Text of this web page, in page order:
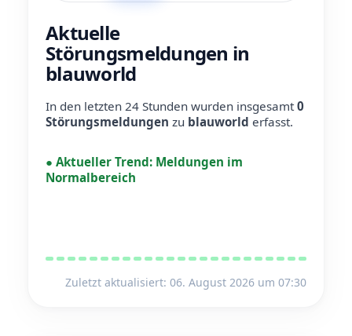
Aktuelle
Störungsmeldungen in
blauworld
In den letzten 24 Stunden wurden insgesamt0
Störungsmeldungen zu blauworld erfasst.
● Aktueller Trend: Meldungen im
Normalbereich
Zuletzt aktualisiert: 06. August 2026 um 07:30